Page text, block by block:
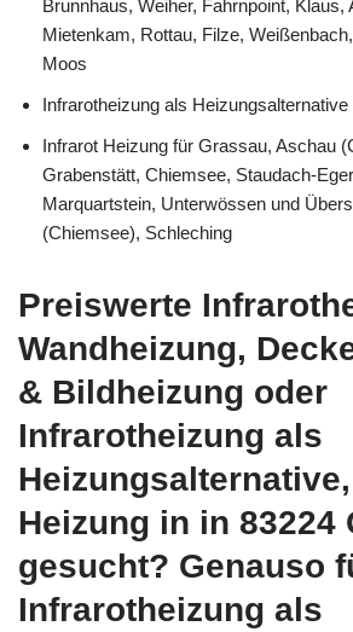
Brunnhaus, Weiher, Fahrnpoint, Klaus,
Mietenkam, Rottau, Filze,
Moos
Infrarotheizung als
Infrarot Heizung für Grassau, Aschau
Grabenstätt, Chiemsee, Staudach-
Marquartstein, Unterwössen und
(Chiemsee), Schleching
Preiswerte
Wandheizung,
& Bildheizung oder
Infrarotheizung als
Heizung in in 83224
gesucht? Genauso
Infrarotheizung als